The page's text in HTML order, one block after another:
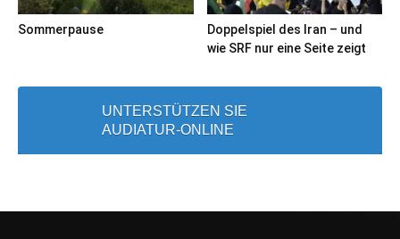
Sommerpause
Doppelspiel des Iran – und
wie SRF nur eine Seite zeigt
UNTERSTÜTZEN SIE
AUDIATUR-ONLINE